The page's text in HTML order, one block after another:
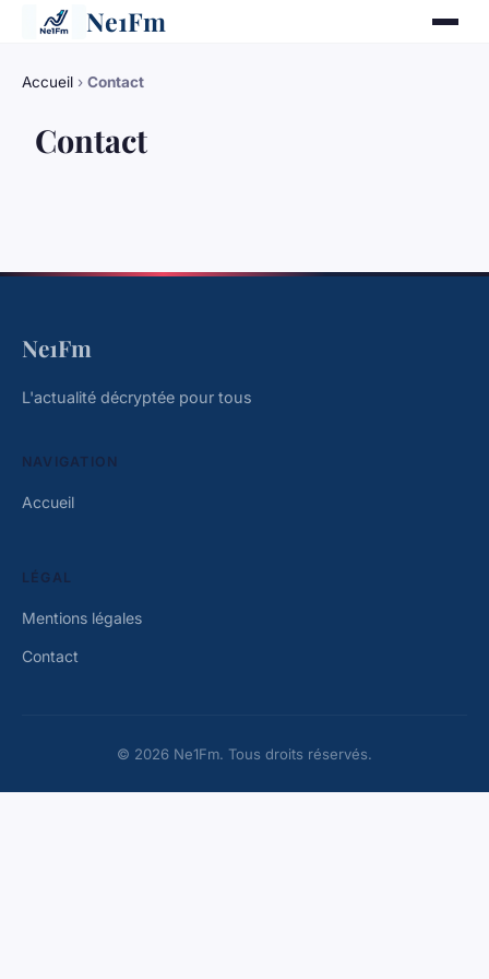
Ne1Fm
Accueil › Contact
Contact
Ne1Fm
L'actualité décryptée pour tous
NAVIGATION
Accueil
LÉGAL
Mentions légales
Contact
© 2026 Ne1Fm. Tous droits réservés.